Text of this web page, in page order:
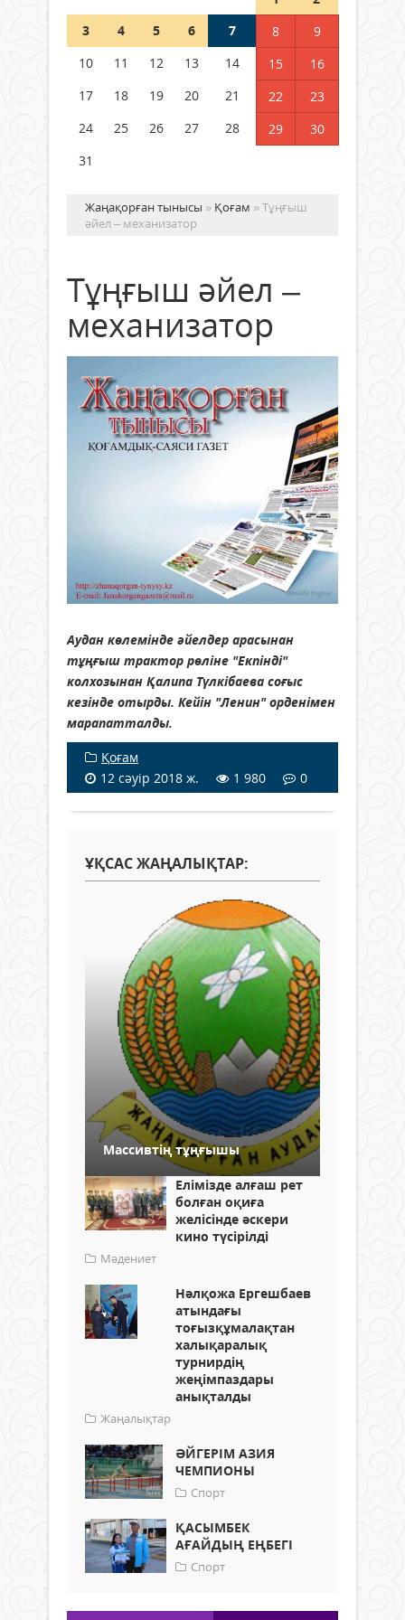
Германия аптап ыстыққа
бастады
04 тамыз 2026 ж.
3
4 5 6 7 8
9
10
11 12 13 14 15
16
17
18 19 20 21 22
23
24
25 26 27 28 29
30
31
Жаңақорған тынысы » Қоғам » Тұңғыш
әйел – механизатор
Тұңғыш әйел –
механизатор
Аудан көлемінде әйелдер арасынан
тұңғыш трактор рөліне "Екпінді"
колхозынан Қалипа Түлкібаева соғыс
кезінде отырды. Кейін "Ленин" орденімен
марапатталды.
Қоғам
12 сәуір 2018 ж.
1 980 0
ҰҚСАС ЖАҢАЛЫҚТАР:
Массивтің тұңғышы
Елімізде алғаш рет
болған оқиға
желісінде әскери
кино түсірілді
Мәдениет
Нәлқожа Ергешбаев
атындағы
тоғызқұмалақтан
халықаралық
турнирдің
жеңімпаздары
анықталды
Жаңалықтар
ӘЙГЕРІМ АЗИЯ
ЧЕМПИОНЫ
Спорт
ҚАСЫМБЕК
АҒАЙДЫҢ ЕҢБЕГІ
Спорт